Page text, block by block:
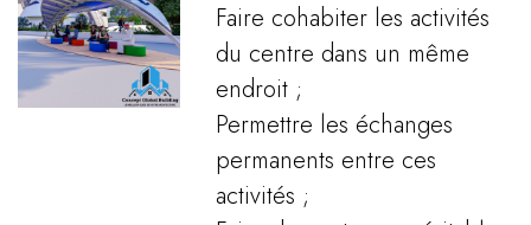
Faire cohabiter les activités
du centre dans un même
endroit ;
Permettre les échanges
permanents entre ces
activités ;